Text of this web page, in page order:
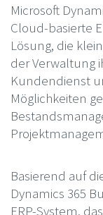
Microsoft
Cloud-basierte
Lösung, die
der Verwaltung
Kundendienst
Möglichkeiten
Basierend auf
Dynamics 365
ERP-System,